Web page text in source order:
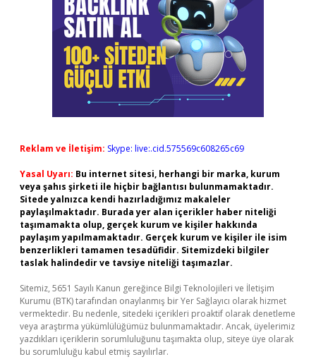
Reklam ve İletişim: Skype: live:.cid.575569c608265c69
Yasal Uyarı: Bu internet sitesi, herhangi bir marka, kurum
veya şahıs şirketi ile hiçbir bağlantısı bulunmamaktadır.
Sitede yalnızca kendi hazırladığımız makaleler
paylaşılmaktadır. Burada yer alan içerikler haber niteliği
taşımamakta olup, gerçek kurum ve kişiler hakkında
paylaşım yapılmamaktadır. Gerçek kurum ve kişiler ile isim
benzerlikleri tamamen tesadüfidir. Sitemizdeki bilgiler
taslak halindedir ve tavsiye niteliği taşımazlar.
Sitemiz, 5651 Sayılı Kanun gereğince Bilgi Teknolojileri ve İletişim
Kurumu (BTK) tarafından onaylanmış bir Yer Sağlayıcı olarak hizmet
vermektedir. Bu nedenle, sitedeki içerikleri proaktif olarak denetleme
veya araştırma yükümlülüğümüz bulunmamaktadır. Ancak, üyelerimiz
yazdıkları içeriklerin sorumluluğunu taşımakta olup, siteye üye olarak
bu sorumluluğu kabul etmiş sayılırlar.